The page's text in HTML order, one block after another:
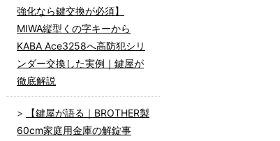
強化なら鍵交換が必須】
MIWA縦型くの字キーから
KABA Ace3258へ高防犯シリ
ンダー交換した実例｜鍵屋が
徹底解説
【鍵屋が語る｜BROTHER製
60cm家庭用金庫の解錠事